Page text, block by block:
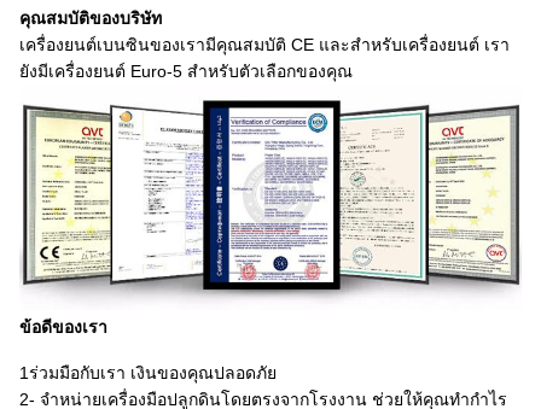
คุณสมบัติของบริษัท
เครื่องยนต์เบนซินของเรามีคุณสมบัติ CE และสําหรับเครื่องยนต์ เรา
ยังมีเครื่องยนต์ Euro-5 สําหรับตัวเลือกของคุณ
ข้อดีของเรา
1ร่วมมือกับเรา เงินของคุณปลอดภัย
2- จําหน่ายเครื่องมือปลูกดินโดยตรงจากโรงงาน ช่วยให้คุณทํากําไร